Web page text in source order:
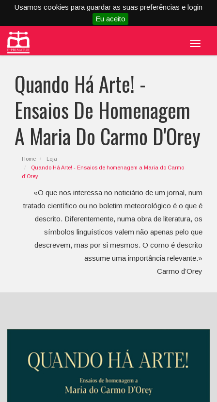
Usamos cookies para guardar as suas preferências e login
Eu aceito
Menu
Quando Há Arte! -
Ensaios De Homenagem
A Maria Do Carmo D'Orey
Home
Loja
Quando Há Arte! - Ensaios de homenagem a Maria do Carmo
d'Orey
«O que nos interessa no noticiário de um jornal, num
tratado científico ou no boletim meteorológico é o que é
descrito. Diferentemente, numa obra de literatura, os
símbolos linguísticos valem não apenas pelo que
descrevem, mas por si mesmos. O como é descrito
assume uma importância relevante.»
Carmo d’Orey